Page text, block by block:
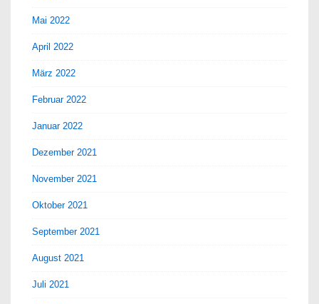
Mai 2022
April 2022
März 2022
Februar 2022
Januar 2022
Dezember 2021
November 2021
Oktober 2021
September 2021
August 2021
Juli 2021